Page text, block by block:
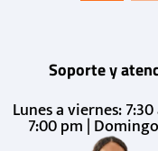
Soporte y
Lunes a viernes:
7:00 pm |